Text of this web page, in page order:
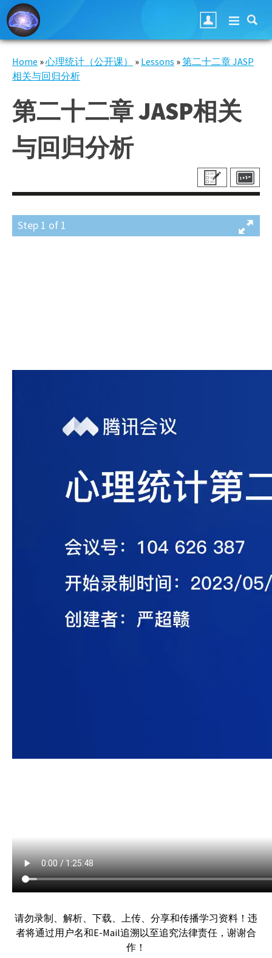
Skip to main content
You are here
Home »心理统计（公开课） » Lessons »第二十二章 JASP
相关与回归分析
第二十二章 JASP相关
与回归分析
Step 1 of 1
请勿录制、解析、下载、上传、分享和传播学习资料！违
者将通过用户名和E-Mail追溯以至追究法律责任，谢谢合
作！